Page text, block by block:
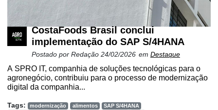
CostaFoods Brasil conclui
implementação do SAP S/4HANA
Postado por Redação 24/02/2026 em Destaque
A SPRO IT, companhia de soluções tecnológicas para o
agronegócio, contribuiu para o processo de modernização
digital da companhia...
Tags: modernização alimentos
SAP S/4HANA